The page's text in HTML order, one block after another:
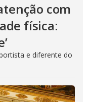
com
física:
e diferente do